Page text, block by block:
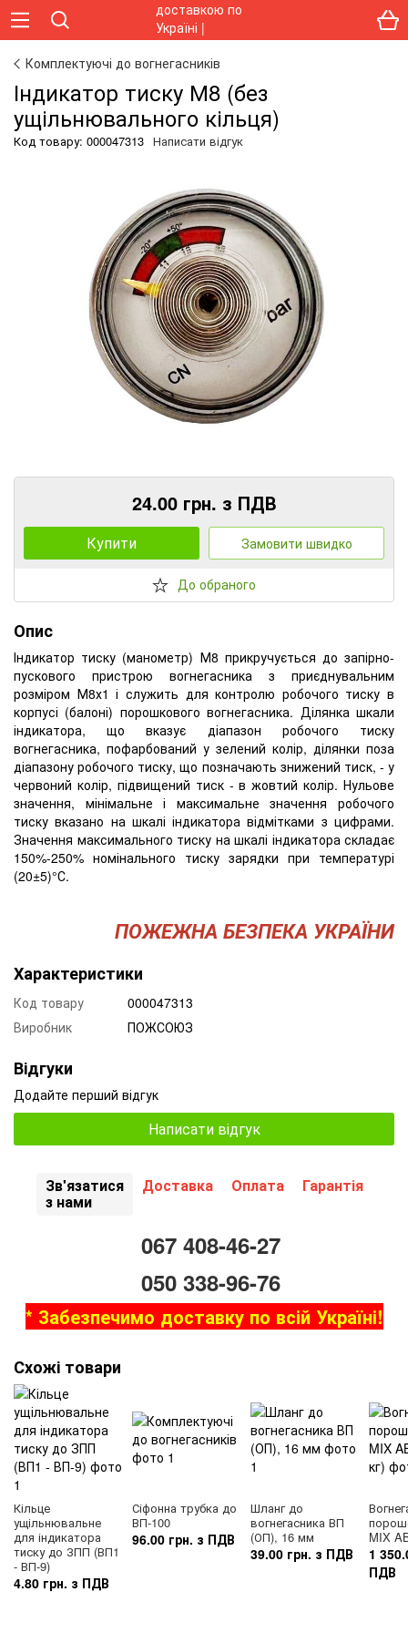
Комплектуючі до вогнегасників
Індикатор тиску М8 (без
ущільнювального кільця)
Код товару: 000047313 Написати відгук
24.00 грн. з ПДВ
Купити Замовити швидко
До обраного
Опис
Індикатор тиску (манометр) М8 прикручується до запірно-
пускового пристрою вогнегасника з приєднувальним
розміром М8х1 і служить для контролю робочого тиску в
корпусі (балоні) порошкового вогнегасника. Ділянка шкали
індикатора, що вказує діапазон робочого тиску
вогнегасника, пофарбований у зелений колір, ділянки поза
діапазону робочого тиску, що позначають знижений тиск, - у
червоний колір, підвищений тиск - в жовтий колір. Нульове
значення, мінімальне і максимальне значення робочого
тиску вказано на шкалі індикатора відмітками з цифрами.
Значення максимального тиску на шкалі індикатора складає
150%-250% номінального тиску зарядки при температурі
(20±5)°С.
ПОЖЕЖНА БЕЗПЕКА УКРАЇНИ
Характеристики
Код товару
000047313
Виробник
ПОЖСОЮЗ
Відгуки
Додайте перший відгук
Написати відгук
Зв'язатися
з нами
Доставка Оплата Гарантія
067 408-46-27
050 338-96-76
* Забезпечимо доставку по всій Україні!
Схожі товари
Кільце
ущільнювальне
для індикатора
тиску до ЗПП (ВП1
- ВП-9)
4.80 грн. з ПДВ
Сіфонна трубка до
ВП-100
96.00 грн. з ПДВ
Шланг до
вогнегасника ВП
(ОП), 16 мм
39.00 грн. з ПДВ
MIX
1
ПДВ